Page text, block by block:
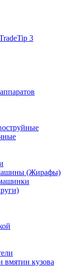
3
(Жирафы)
вмятин кузова